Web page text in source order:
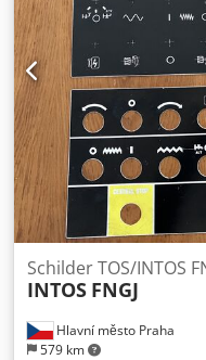
Hlavní město Praha
579 km
Schilder TOS/INTOS
INTOS FNGJ